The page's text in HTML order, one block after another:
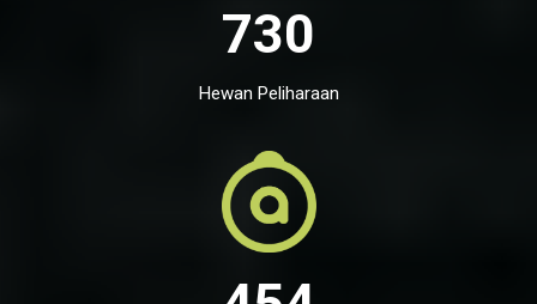
730
Hewan Peliharaan